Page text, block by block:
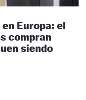
Europa: el
compran
siendo